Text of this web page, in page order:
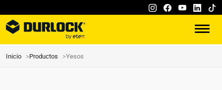
Inicio Productos Yesos